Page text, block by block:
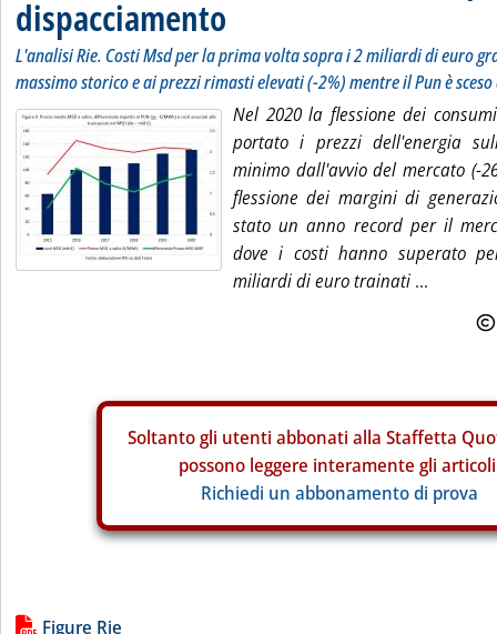
dispacciamento
L'analisi Rie. Costi Msd per la prima volta sopra i 2 miliardi di euro
massimo storico e ai prezzi rimasti elevati (-2%) mentre il Pun è sceso
Nel 2020 la flessione dei
portato i prezzi dell'energia
minimo dall'avvio del mercato (-
flessione dei margini di
stato un anno record per il
dove i costi hanno superato
miliardi di euro trainati ...
Soltanto gli utenti abbonati alla Staffetta
possono leggere interamente gli
Richiedi un abbonamento di prova
Figure Rie